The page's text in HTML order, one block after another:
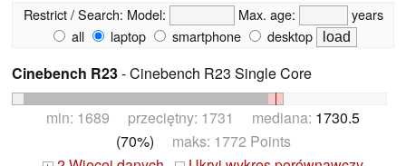
Restrict / Search: Model: Max. age:
years
all
laptop smartphone desktop
Cinebench R23- Cinebench R23 Single Core
min: 1689 przeciętny: 1731 mediana: 1730.5
(70%) maks: 1772 Points